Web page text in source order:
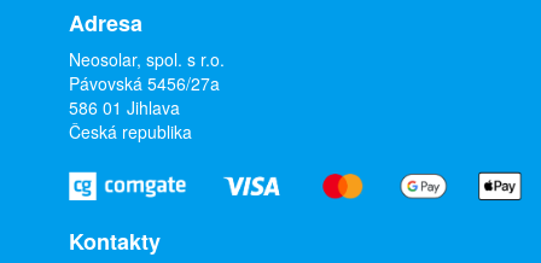
Adresa
Neosolar, spol. s r.o.
Pávovská 5456/27a
586 01 Jihlava
Česká republika
Kontakty